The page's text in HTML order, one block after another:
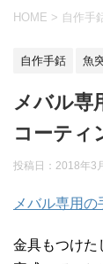
HOME > 自作手
自作手銛 魚
メバル
コーティ
投稿日：2018年3
メバル専用
金具もつけた